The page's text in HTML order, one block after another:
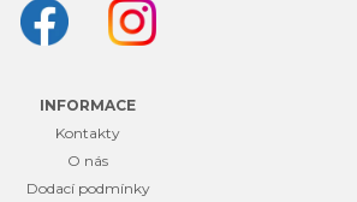
INFORMACE
Kontakty
O nás
Dodací podmínky